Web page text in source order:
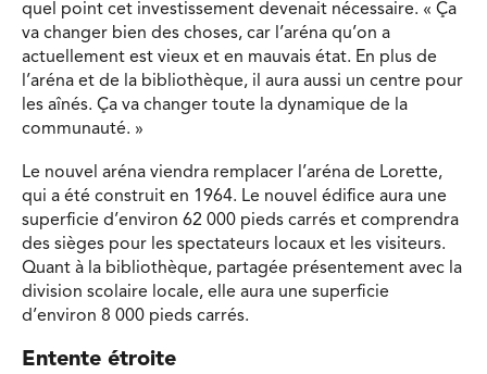
quel point cet investissement devenait nécessaire. « Ça
va changer bien des choses, car l’aréna qu’on a
actuellement est vieux et en mauvais état. En plus de
l’aréna et de la bibliothèque, il aura aussi un centre pour
les aînés. Ça va changer toute la dynamique de la
communauté. »
Le nouvel aréna viendra remplacer l’aréna de Lorette,
qui a été construit en 1964. Le nouvel édifice aura une
superficie d’environ 62 000 pieds carrés et comprendra
des sièges pour les spectateurs locaux et les visiteurs.
Quant à la bibliothèque, partagée présentement avec la
division scolaire locale, elle aura une superficie
d’environ 8 000 pieds carrés.
Entente étroite